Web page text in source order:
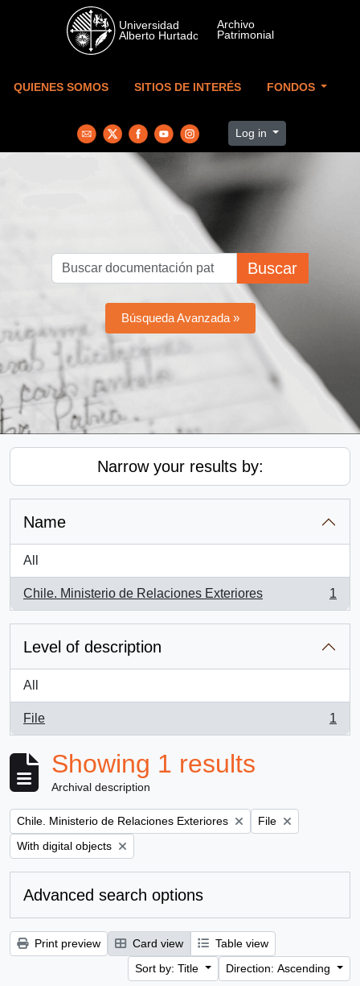
Skip to main content
QUIENES SOMOS SITIOS DE INTERÉS FONDOS
Log in
Buscar
Búsqueda Avanzada »
Narrow your results by:
Name
All
Chile. Ministerio de Relaciones Exteriores
, 1 results
1
Level of description
All
File
, 1 results
1
Showing 1 results
Archival description
Remove filter:
Chile. Ministerio de Relaciones Exteriores Remove filter:
File
Remove filter:
With digital objects
Advanced search options
Print preview Card view
Table view
Sort by: Title
Direction: Ascending